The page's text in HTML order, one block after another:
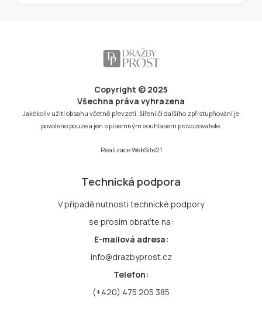
Copyright © 2025
Všechna práva vyhrazena
Jakékoliv užití obsahu včetně převzetí, šíření či dalšího zpřístupňování je
povoleno pouze a jen s písemným souhlasem provozovatele.
RealizaceWebSite21
Technická podpora
V případě nutnosti technické podpory
se prosím obraťte na:
E-mailová adresa:
info@drazbyprost.cz
Telefon:
(+420) 475 205 385